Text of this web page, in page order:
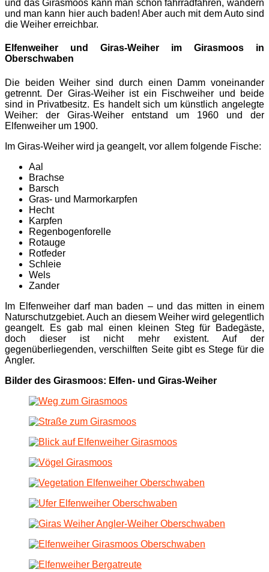
und das Girasmoos kann man schön fahrradfahren, wandern
und man kann hier auch baden! Aber auch mit dem Auto sind
die Weiher erreichbar.
Elfenweiher und Giras-Weiher im Girasmoos in
Oberschwaben
Die beiden Weiher sind durch einen Damm voneinander
getrennt. Der Giras-Weiher ist ein Fischweiher und beide
sind in Privatbesitz. Es handelt sich um künstlich angelegte
Weiher: der Giras-Weiher entstand um 1960 und der
Elfenweiher um 1900.
Im Giras-Weiher wird ja geangelt, vor allem folgende Fische:
Aal
Brachse
Barsch
Gras- und Marmorkarpfen
Hecht
Karpfen
Regenbogenforelle
Rotauge
Rotfeder
Schleie
Wels
Zander
Im Elfenweiher darf man baden – und das mitten in einem
Naturschutzgebiet. Auch an diesem Weiher wird gelegentlich
geangelt. Es gab mal einen kleinen Steg für Badegäste,
doch dieser ist nicht mehr existent. Auf der
gegenüberliegenden, verschilften Seite gibt es Stege für die
Angler.
Bilder des Girasmoos: Elfen- und Giras-Weiher